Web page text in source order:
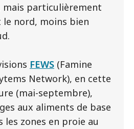
mais particulièrement
le nord, moins bien
FEWS (Famine
Network), en cette
(mai-septembre),
aux aliments de base
les zones en proie au